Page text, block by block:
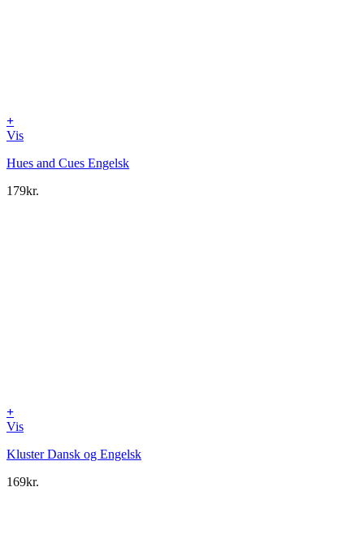
+
Vis
Hues and Cues Engelsk
179kr.
+
Vis
Kluster Dansk og Engelsk
169kr.